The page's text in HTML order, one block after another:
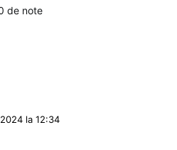
de note
la 12:34